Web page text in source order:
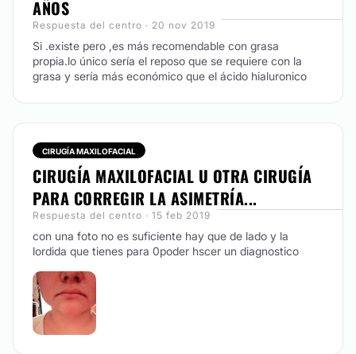
AÑOS
Respuesta del centro · 20 nov 2019
Si .existe pero ,es más recomendable con grasa
propia.lo único sería el reposo que se requiere con la
grasa y sería más económico que el ácido hialuronico
CIRUGÍA MAXILOFACIAL
CIRUGÍA MAXILOFACIAL U OTRA CIRUGÍA
PARA CORREGIR LA ASIMETRÍA...
Respuesta del centro · 15 feb 2019
con una foto no es suficiente hay que de lado y la
lordida que tienes para 0poder hscer un diagnostico